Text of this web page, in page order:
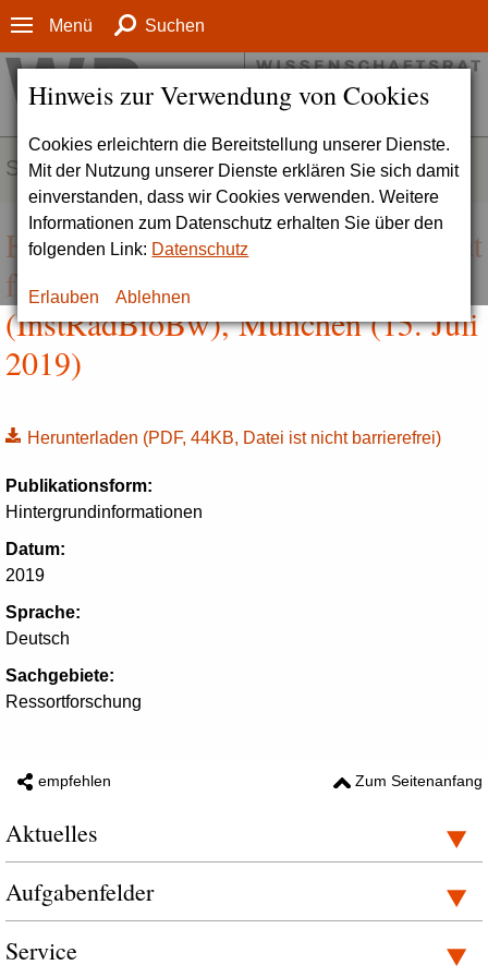
Hinweis zur Verwendung von Cookies
Cookies erleichtern die Bereitstellung unserer Dienste.
Mit der Nutzung unserer Dienste erklären Sie sich damit
einverstanden, dass wir Cookies verwenden. Weitere
Informationen zum Datenschutz erhalten Sie über den
folgenden Link: Datenschutz
Erlauben Ablehnen
Menü Suchen
SERVICE
Hintergrundinformation zum Institut
für Radiobiologie der Bundeswehr
(InstRadBioBw), München (15. Juli
2019)
Herunterladen (PDF, 44KB, Datei ist nicht barrierefrei)
Publikationsform:
Hintergrundinformationen
Datum:
2019
Sprache:
Deutsch
Sachgebiete:
Ressortforschung
empfehlen Zum Seitenanfang
Aktuelles
Aufgabenfelder
Service